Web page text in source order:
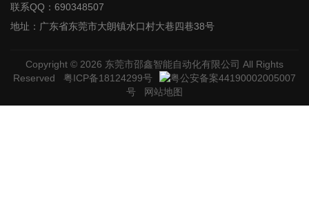
联系QQ：690348507
地址：广东省东莞市大朗镇水口村大巷四巷38号
Copyright © 2026 东莞市邵鑫智能自动化有限公司 All Rights
Reserved 粤ICP备18124299号
粤公安备案44190002005007
号
网站地图